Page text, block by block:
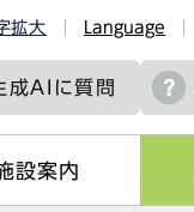
拡大 Language
成AIに質問
設案内